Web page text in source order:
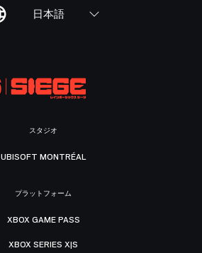
日本語
スタジオ
UBISOFT MONTRÉAL
プラットフォーム
XBOX GAME PASS
XBOX SERIES X|S